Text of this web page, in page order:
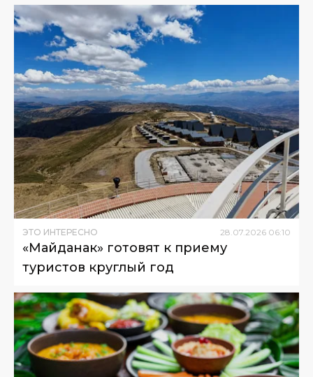
ЭТО ИНТЕРЕСНО 28 07 2026 06:10
«Майданак» готовят к приему
туристов круглый год